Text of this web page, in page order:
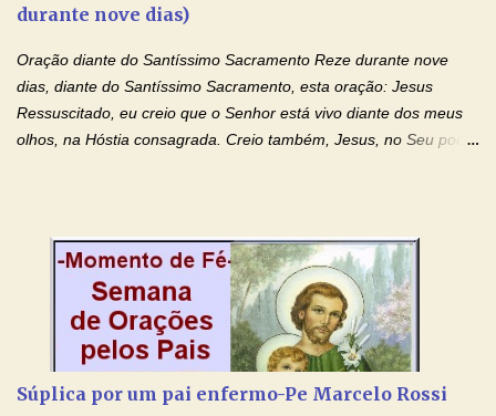
monásticas: a obediência, a castidade e a voluntária pobreza, e
milagres e gra...
durante nove dias)
Oração diante do Santíssimo Sacramento Reze durante nove
dias, diante do Santíssimo Sacramento, esta oração: Jesus
Ressuscitado, eu creio que o Senhor está vivo diante dos meus
olhos, na Hóstia consagrada. Creio também, Jesus, no Seu poder
creio, Jesus, e clamo que este Sangue seja agora derramado
sobre mim e sobre todos os meus familiares. Eu peço, Senhor
Jesus, que, pelo poder libertador e salvítico deste Sangue,
possamos nos livrar de toda opressão diabólica que possa estar
prejudicando a nossa família. Peço também que atenda, em
(apresente aqui o seu pedido...) Eu, desde já, agradeço de
Súplica por um pai enfermo-Pe Marcelo Rossi